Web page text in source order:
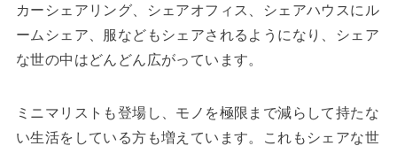
カーシェアリング、シェアオフィス、シェアハウスにル
ームシェア、服などもシェアされるようになり、シェア
な世の中はどんどん広がっています。
ミニマリストも登場し、モノを極限まで減らして持たな
い生活をしている方も増えています。これもシェアな世